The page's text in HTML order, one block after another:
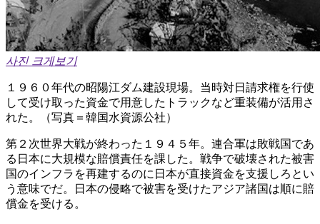
사진 크게보기
１９６０年代の昭陽江ダム建設現場。当時対日請求権を行使
して受け取った資金で用意したトラックなど重装備が活用さ
れた。（写真＝韓国水資源公社）
第２次世界大戦が終わった１９４５年。連合軍は敗戦国であ
る日本に大規模な賠償責任を課した。戦争で破壊された被害
国のインフラを再建するのに日本が直接資金を支援しろとい
う意味でだ。日本の侵略で被害を受けたアジア諸国は順に賠
償金を受ける。